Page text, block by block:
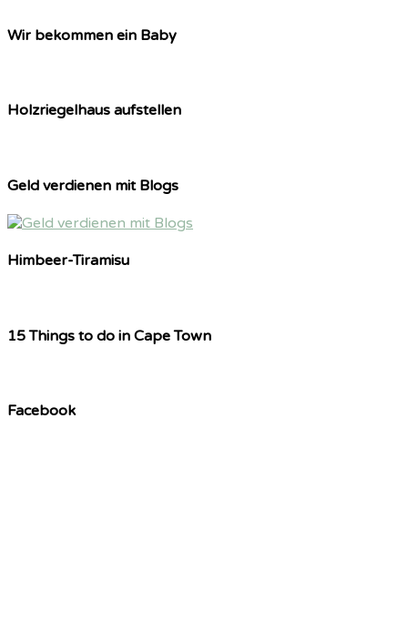
Wir bekommen ein Baby
Holzriegelhaus aufstellen
Geld verdienen mit Blogs
Himbeer-Tiramisu
15 Things to do in Cape Town
Facebook